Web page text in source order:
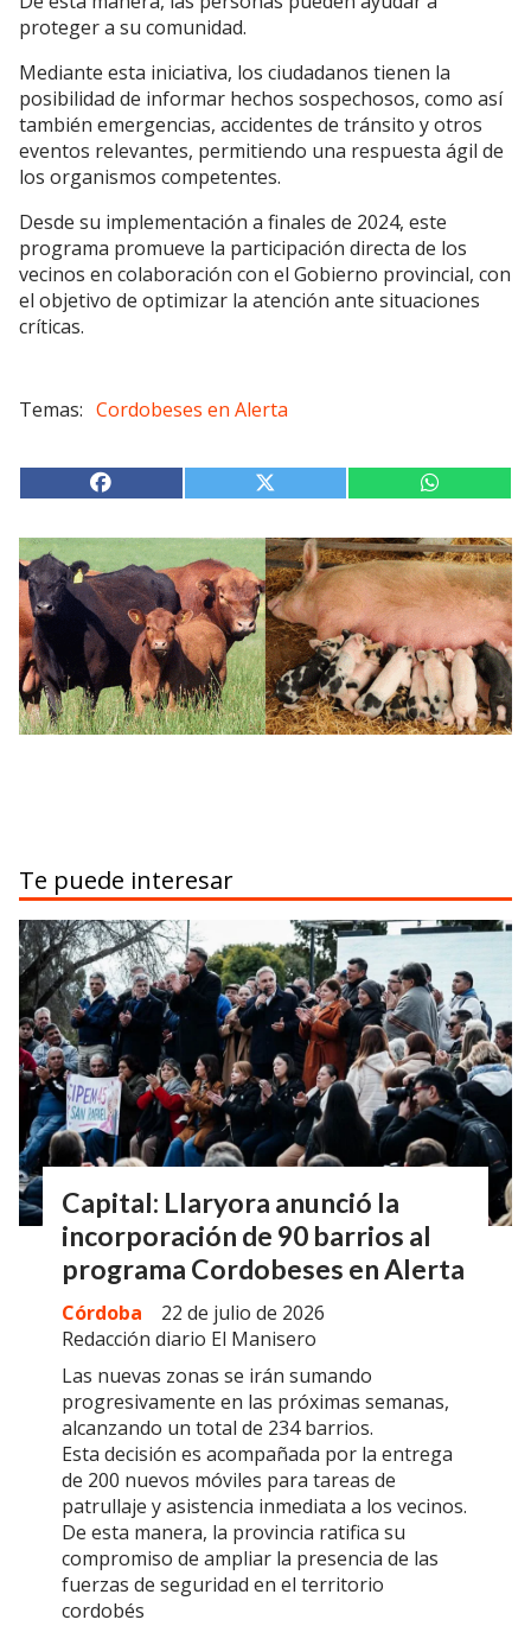
proteger a su comunidad.
Mediante esta iniciativa, los ciudadanos tienen la
posibilidad de informar hechos sospechosos, como así
también emergencias, accidentes de tránsito y otros
eventos relevantes, permitiendo una respuesta ágil de
los organismos competentes.
Desde su implementación a finales de 2024, este
programa promueve la participación directa de los
vecinos en colaboración con el Gobierno provincial, con
el objetivo de optimizar la atención ante situaciones
críticas.
Cordobeses en Alerta
Te puede interesar
Capital: Llaryora anunció la
incorporación de 90 barrios al
programa Cordobeses en Alerta
Redacción diario El Manisero
Córdoba 22 de julio de 2026
Las nuevas zonas se irán sumando
progresivamente en las próximas semanas,
alcanzando un total de 234 barrios.
Esta decisión es acompañada por la entrega
de 200 nuevos móviles para tareas de
patrullaje y asistencia inmediata a los vecinos.
De esta manera, la provincia ratifica su
compromiso de ampliar la presencia de las
fuerzas de seguridad en el territorio
cordobés